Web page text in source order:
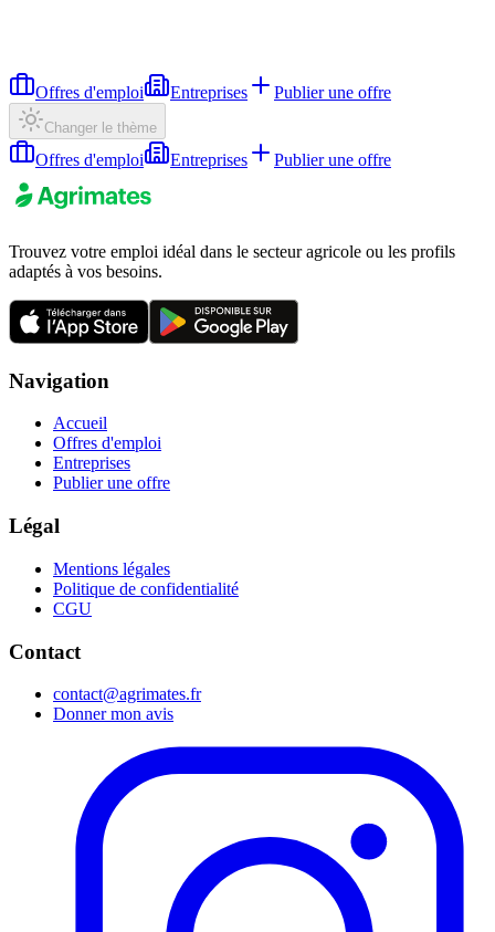
Offres d'emploi Entreprises Publier une offre
Changer le thème
Offres d'emploi Entreprises Publier une offre
Trouvez votre emploi idéal dans le secteur agricole ou les profils
adaptés à vos besoins.
Navigation
Accueil
Offres d'emploi
Entreprises
Publier une offre
Légal
Mentions légales
Politique de confidentialité
CGU
Contact
contact@agrimates.fr
Donner mon avis